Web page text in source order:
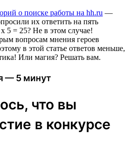
о поиске работы на hh.ru —
их ответить на пять
5 = 25? Не в этом случае!
вопросам мнения героев
в этой статье ответов меньше,
Или магия? Решать вам.
— 5 минут
что вы
в конкурсе